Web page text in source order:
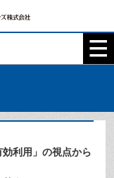
利用」の視点から